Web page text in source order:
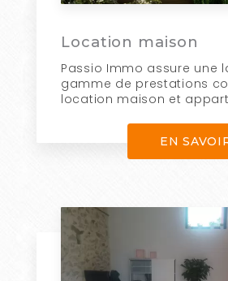
Location maison
Passio Immo assure une
gamme de prestations
location maison et
EN